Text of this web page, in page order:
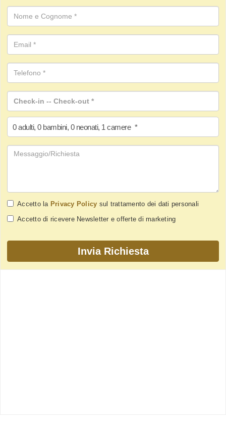
0 adulti, 0 bambini, 0 neonati, 1 camere *
Accetto la Privacy Policy sul trattamento dei dati personali
Accetto di ricevere Newsletter e offerte di marketing